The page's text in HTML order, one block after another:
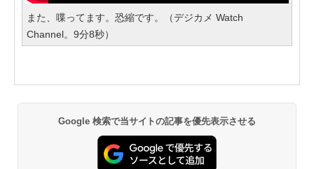
また、喋ってます。恐縮です。（デジカメ Watch
Channel。9分8秒）
Google 検索で当サイトの記事を優先表示させる